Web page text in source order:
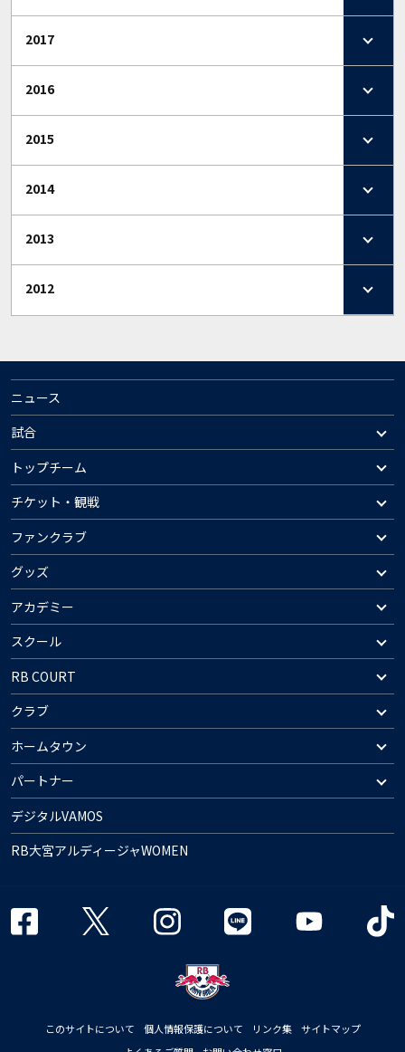
2017
2016
2015
2014
2013
2012
ニュース
試合
トップチーム
チケット・観戦
ファンクラブ
グッズ
アカデミー
スクール
RB COURT
クラブ
ホームタウン
パートナー
デジタルVAMOS
RB大宮アルディージャWOMEN
このサイトについて 個人情報保護について リンク集
サイトマップ